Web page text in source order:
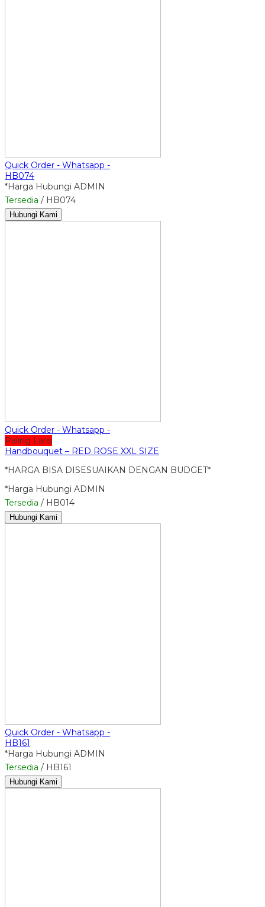
Quick Order - Whatsapp -
HB074
*Harga Hubungi ADMIN
Tersedia / HB074
Hubungi Kami
Quick Order - Whatsapp -
Paling Laris
Handbouquet – RED ROSE XXL SIZE
*HARGA BISA DISESUAIKAN DENGAN BUDGET*
*Harga Hubungi ADMIN
Tersedia / HB014
Hubungi Kami
Quick Order - Whatsapp -
HB161
*Harga Hubungi ADMIN
Tersedia / HB161
Hubungi Kami